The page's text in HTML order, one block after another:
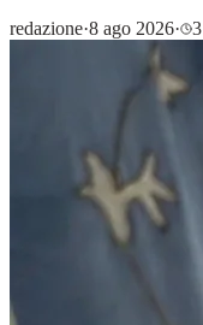
redazione·8 ago 2026·